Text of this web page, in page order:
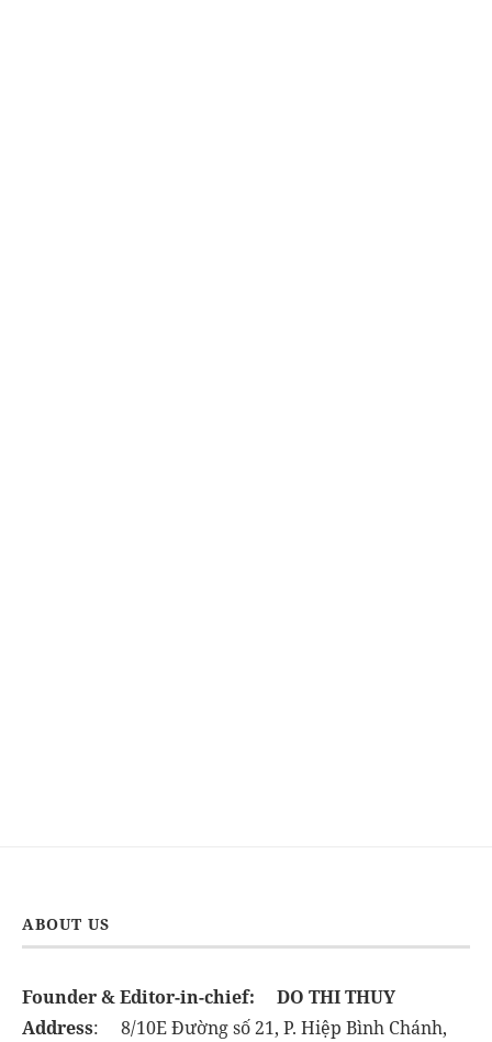
ABOUT US
Founder & Editor-in-chief:
DO THI THUY
Address: 8/10E Đường số 21, P. Hiệp Bình Chánh,